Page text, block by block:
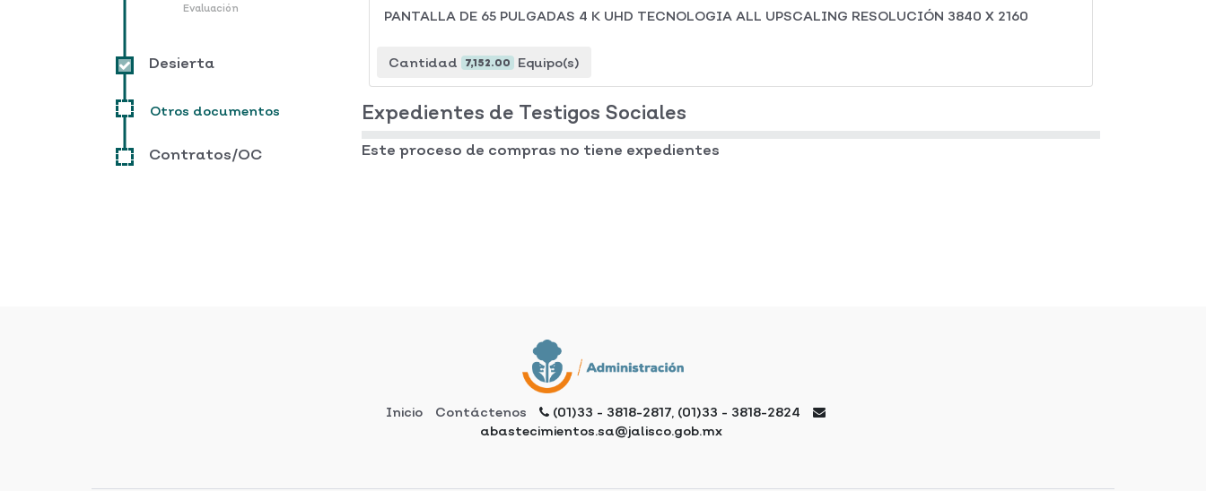
Evaluación
Desierta
Otros documentos
Contratos/OC
PANTALLA DE 65 PULGADAS 4 K UHD TECNOLOGIA ALL UPSCALING RESOLUCIÓN 3840 X 2160
Cantidad 7,152.00 Equipo(s)
Expedientes de Testigos Sociales
Este proceso de compras no tiene expedientes
Inicio Contáctenos
(01)33 - 3818-2817, (01)33 - 3818-2824
abastecimientos.sa@jalisco.gob.mx